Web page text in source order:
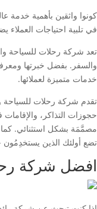
كونوا واثقين بأهمية خدمة
في تلبية احتياجات
تعد شركة رحلات للسياحة
والسفر. بفضل خبرتها
خدمات متميزة لعملائها.
تقدم شركة رحلات
حجوزات التذاكر،
مصمَّمَة بشكل استثنائي. كما
تضع أولئك الذين يستخدِمُون
افضل شركة